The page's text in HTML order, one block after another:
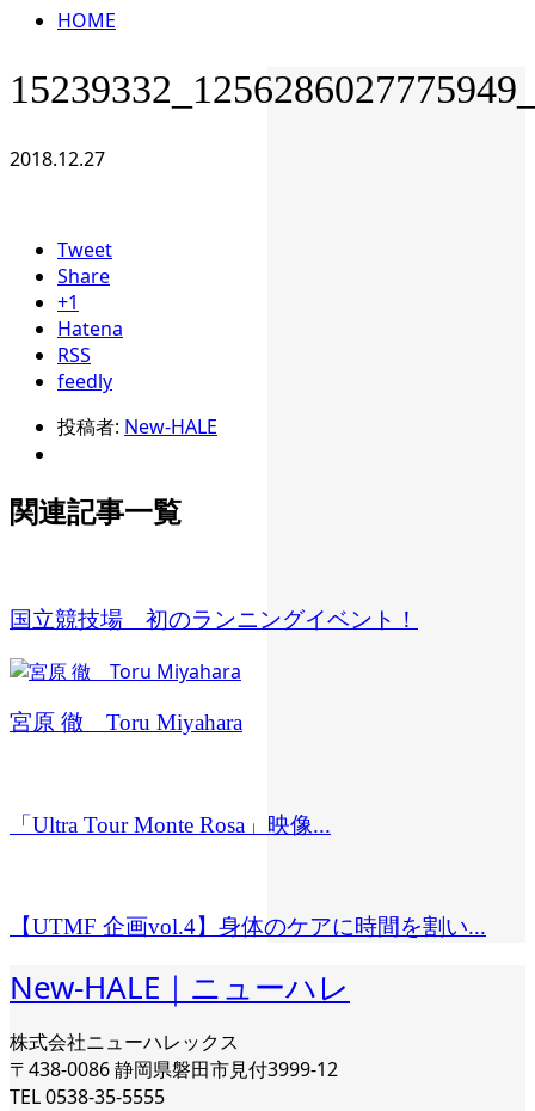
HOME
2018.12.27
Tweet
Share
+1
Hatena
RSS
feedly
投稿者: New-HALE
関連記事一覧
国立競技場 初のランニングイベント！
宮原 徹 Toru Miyahara
「Ultra Tour Monte Rosa」映像...
【UTMF 企画vol.4】身体のケアに時間を割い...
New-HALE｜ニューハレ
株式会社ニューハレックス
〒438-0086 静岡県磐田市見付3999-12
TEL 0538-35-5555